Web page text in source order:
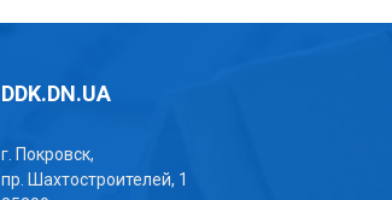
DDK.DN.UA
г. Покровск,
пр. Шахтостроителей, 1